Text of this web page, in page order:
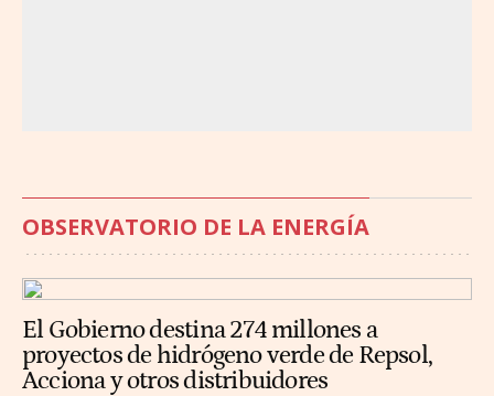
OBSERVATORIO DE LA ENERGÍA
El Gobierno destina 274 millones a
proyectos de hidrógeno verde de Repsol,
Acciona y otros distribuidores